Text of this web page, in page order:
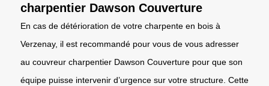
charpentier Dawson Couverture
En cas de détérioration de votre charpente en bois à
Verzenay, il est recommandé pour vous de vous adresser
au couvreur charpentier Dawson Couverture pour que son
équipe puisse intervenir d’urgence sur votre structure. Cette